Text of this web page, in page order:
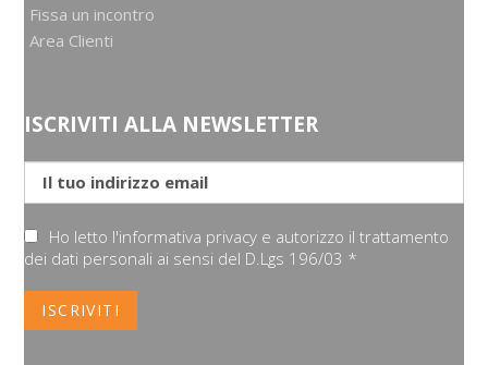
Fissa un incontro
Area Clienti
ISCRIVITI ALLA NEWSLETTER
Ho letto l'informativa privacy e autorizzo il trattamento
dei dati personali ai sensi del D.Lgs 196/03 *